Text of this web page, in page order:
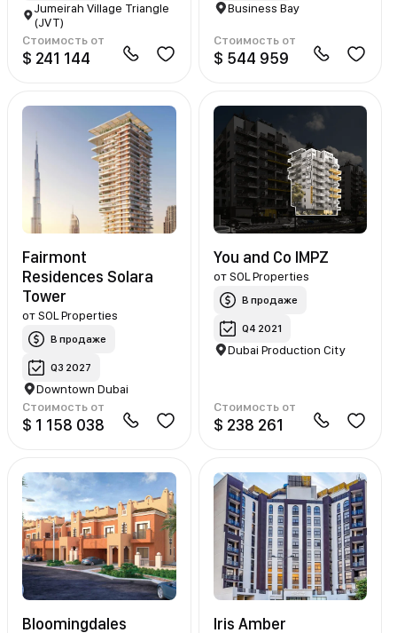
Jumeirah Village Triangle
(JVT)
Стоимость от
$ 241 144
Business Bay
Стоимость от
$ 544 959
Fairmont
Residences Solara
Tower
отSOL Properties
В продаже
Q3 2027
Downtown Dubai
Стоимость от
$ 1 158 038
You and Co IMPZ
от SOL Properties
В продаже
Q4 2021
Dubai Production City
Стоимость от
$ 238 261
Bloomingdales Iris Amber